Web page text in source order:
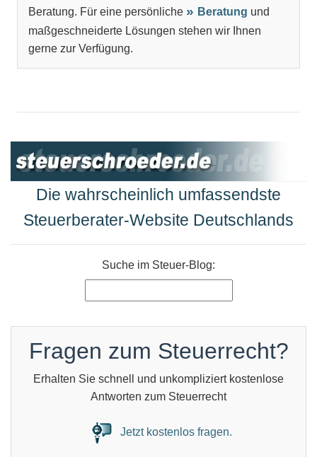
Beratung. Für eine persönliche
Beratung und
maßgeschneiderte Lösungen stehen wir Ihnen
gerne zur Verfügung.
Die wahrscheinlich umfassendste
Steuerberater-Website Deutschlands
Suche im Steuer-Blog:
Fragen zum Steuerrecht?
Erhalten Sie schnell und unkompliziert kostenlose
Antworten zum Steuerrecht
Jetzt kostenlos fragen.